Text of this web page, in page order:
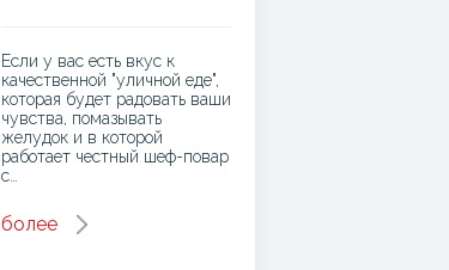
Если у вас есть вкус к
качественной "уличной еде",
которая будет радовать ваши
чувства, помазывать
желудок и в которой
работает честный шеф-повар
с…
более